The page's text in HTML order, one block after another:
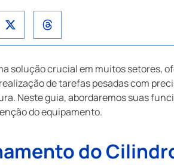
solução crucial em muitos setores,
de tarefas pesadas com
Neste guia, abordaremos suas
do equipamento.
do